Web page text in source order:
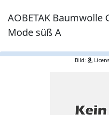
AOBETAK
Mode süß A
Bild: